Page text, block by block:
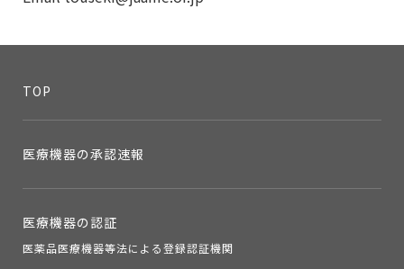
TOP
医療機器の承認速報
医療機器の認証
医薬品医療機器等法による登録認証機関